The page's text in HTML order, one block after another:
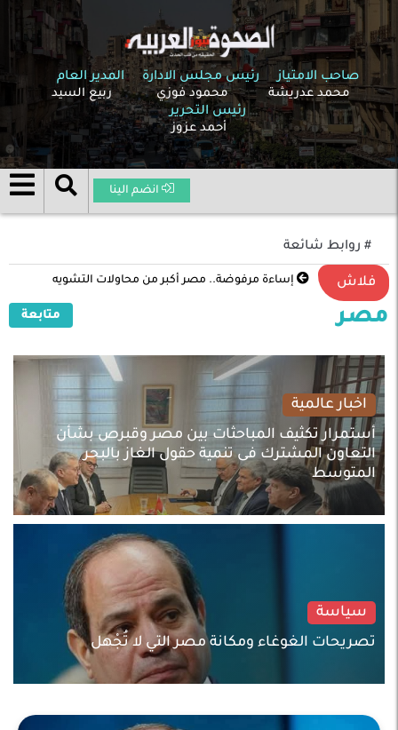
صاحب الامتياز
محمد عدريشة
رئيس مجلس الادارة
محمود فوزي
المدير العام
ربيع السيد
رئيس التحرير
أحمد عزوز
انضم الينا
# روابط شائعة
فلاش إساءة مرفوضة.. مصر أكبر من محاولات التشويه
مصر متابعة
اخبار عالمية
أستمرار تكثيف المباحثات بين مصر وقبرص بشأن
التعاون المشترك فى تنمية حقول الغاز بالبحر
المتوسط
سياسة
تصريحات الغوغاء ومكانة مصر التي لا تُجْهل